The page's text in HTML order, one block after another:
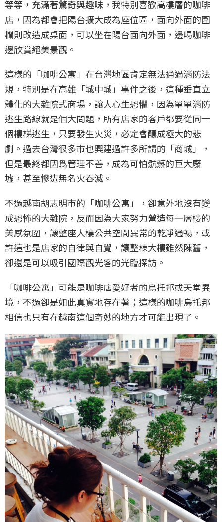
等等，充滿著驚奇與趣味 ，我特別喜歡高樓層的咖啡
店，因為都會把陽台擴大成為座位區，面向外面的圍
欄則改造成桌面，可以坐在陽台面向外面，邊喝咖啡
邊欣賞絕美景觀。
這樣的「咖啡公寓」在台灣地區肯定無法通過消防法
規，特別是在高雄「城中城」事件之後，這種垂直立
體化的大雜院式商場，讓人心生恐懼，因為單單消防
逃生路線就是個大問題，所有店家的客戶都要從同一
個樓梯逃生，只要發生火災，必定會釀成極大的悲
劇。過去台灣很多市也興建過許多所謂的「商城」，
但是最終都因爲管理不善，成為可怕骯髒的巨大廢
墟，甚至慘遭無名火吞滅。
不過越南胡志明市的「咖啡公寓」，卻意外地沒有變
成恐怖的大雜院，反而因為大家努力營造每一層樓的
美感氛圍，讓整座大樓公共空間異常的乾淨通暢，或
許這也是店家的自律與自覺，讓整棟大樓雖然陳舊，
卻還是可以吸引國際觀光客的光臨探訪。
「咖啡公寓」可能是咖啡店愛好者的烏托邦或天堂異
境，不過卻是如此真實地存在著；這樣的咖啡烏托邦
相信也只有在越南這個奇妙的地方才可能出現了。